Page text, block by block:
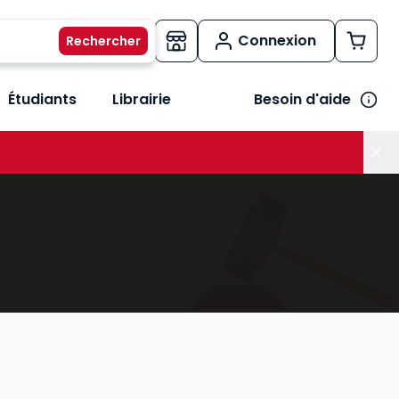
Connexion
métiers
le sous-menu Vos besoins
Étudiants Librairie Besoin d'aide